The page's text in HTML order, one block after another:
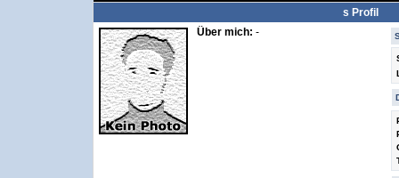
s Profil
Über mich: -